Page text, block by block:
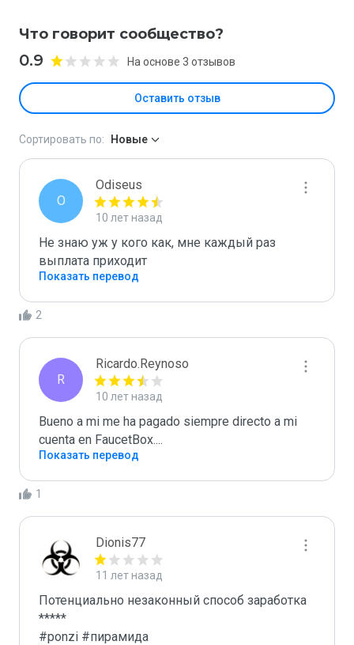
Что говорит сообщество?
0.9 На основе 3 отзывов
Оставить отзыв
Сортировать по: Новые
O
Odiseus
10 лет назад
Не знаю уж у кого как, мне каждый раз
выплата приходит
Показать перевод
2
R
Ricardo.Reynoso
10 лет назад
Bueno a mi me ha pagado siempre directo a mi
cuenta en FaucetBox....
Показать перевод
1
Dionis77
11 лет назад
Потенциально незаконный способ заработка
*****
#ponzi #пирамида